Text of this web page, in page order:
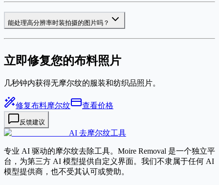
能处理高分辨率时装拍摄的图片吗？
立即修复您的布料照片
几秒钟内获得无摩尔纹的服装和纺织品照片。
修复布料摩尔纹 查看价格
反馈建议
AI 去摩尔纹工具
专业 AI 驱动的摩尔纹去除工具。Moire Removal 是一个独立平
台，为第三方 AI 模型提供自定义界面。我们不隶属于任何 AI
模型提供商，也不受其认可或赞助。